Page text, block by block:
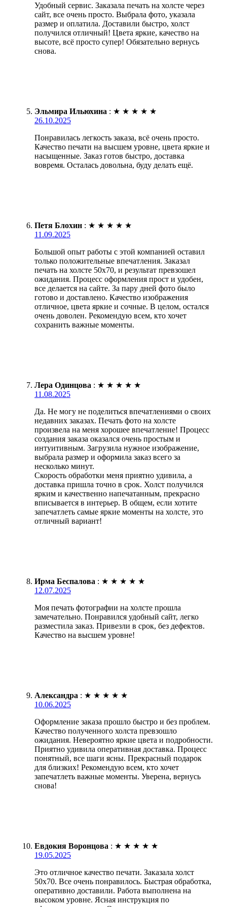
Удобный сервис. Заказала печать на холсте через
сайт, все очень просто. Выбрала фото, указала
размер и оплатила. Доставили быстро, холст
получился отличный! Цвета яркие, качество на
высоте, всё просто супер! Обязательно вернусь
снова.
Эльмира Ильюхина : ★ ★ ★ ★ ★
26.10.2025
Понравилась легкость заказа, всё очень просто.
Качество печати на высшем уровне, цвета яркие и
насыщенные. Заказ готов быстро, доставка
вовремя. Осталась довольна, буду делать ещё.
Петя Блохин : ★ ★ ★ ★ ★
11.09.2025
Большой опыт работы с этой компанией оставил
только положительные впечатления. Заказал
печать на холсте 50х70, и результат превзошел
ожидания. Процесс оформления прост и удобен,
все делается на сайте. За пару дней фото было
готово и доставлено. Качество изображения
отличное, цвета яркие и сочные. В целом, остался
очень доволен. Рекомендую всем, кто хочет
сохранить важные моменты.
Лера Одинцова : ★ ★ ★ ★ ★
11.08.2025
Да. Не могу не поделиться впечатлениями о своих
недавних заказах. Печать фото на холсте
произвела на меня хорошее впечатление! Процесс
создания заказа оказался очень простым и
интуитивным. Загрузила нужное изображение,
выбрала размер и оформила заказ всего за
несколько минут.
Скорость обработки меня приятно удивила, а
доставка пришла точно в срок. Холст получился
ярким и качественно напечатанным, прекрасно
вписывается в интерьер. В общем, если хотите
запечатлеть самые яркие моменты на холсте, это
отличный вариант!
Ирма Беспалова : ★ ★ ★ ★ ★
12.07.2025
Моя печать фотографии на холсте прошла
замечательно. Понравился удобный сайт, легко
разместила заказ. Привезли в срок, без дефектов.
Качество на высшем уровне!
Александра : ★ ★ ★ ★ ★
10.06.2025
Оформление заказа прошло быстро и без проблем.
Качество полученного холста превзошло
ожидания. Невероятно яркие цвета и подробности.
Приятно удивила оперативная доставка. Процесс
понятный, все шаги ясны. Прекрасный подарок
для близких! Рекомендую всем, кто хочет
запечатлеть важные моменты. Уверена, вернусь
снова!
Евдокия Воронцова : ★ ★ ★ ★ ★
19.05.2025
Это отличное качество печати. Заказала холст
50х70. Все очень понравилось. Быстрая обработка,
оперативно доставили. Работа выполнена на
высоком уровне. Ясная инструкция по